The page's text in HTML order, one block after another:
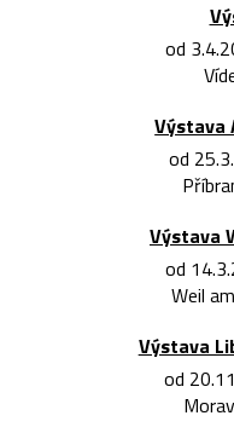
od
Výstava
od
Výstava
od
Weil
Výstava
od